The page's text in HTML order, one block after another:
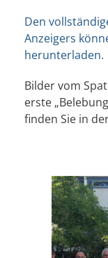
Den
Anzeigers
herunterladen.
Bilder vom
erste
finden Sie in